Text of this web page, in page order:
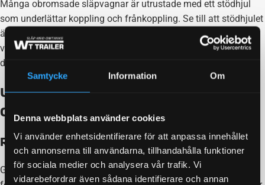
Samtycke Information Om
Denna webbplats använder cookies
Vi använder enhetsidentifierare för att anpassa innehållet
och annonserna till användarna, tillhandahålla funktioner
för sociala medier och analysera vår trafik. Vi
vidarebefordrar även sådana identifierare och annan
Många obromsade släpvagnar är utrustade med ett stödhjul
som underlättar koppling och frånkoppling. Se till att stödhjulet
är korrekt justerat och fastsatt. En säkerhetsvajer är också
viktig, då den förhindrar att släpvagnen lossnar från
dragfordonet vid en eventuell olycka.
Underhåll och Skötsel av Dina
Obromsade Släp
Regelbunden Inspektion
Genom att regelbundet kontrollera delar av släpvagnen